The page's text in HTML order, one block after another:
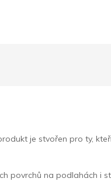
je stvořen pro ty,
povrchů na podlahách i